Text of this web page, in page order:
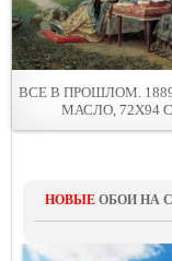
ВСЕ В ПРОШЛОМ.
МАСЛО, 72Х94
НОВЫЕ ОБОИ НА